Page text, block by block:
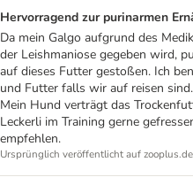
Hervorragend zur purinarmen
Da mein Galgo aufgrund des
der Leishmaniose gegeben wird,
auf dieses Futter gestoßen. Ich
und Futter falls wir auf reisen
Mein Hund verträgt das
Leckerli im Training gerne
empfehlen.
Ursprünglich veröffentlicht auf zooplus.de